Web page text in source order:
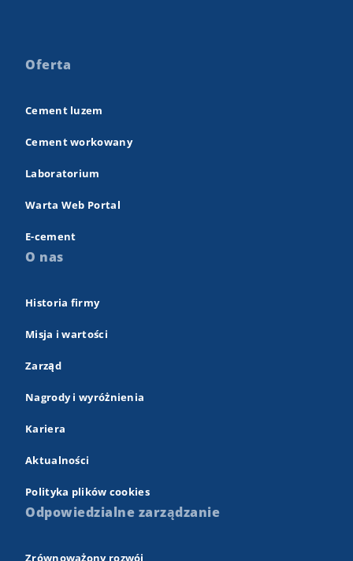
Oferta
Cement luzem
Cement workowany
Laboratorium
Warta Web Portal
E-cement
O nas
Historia firmy
Misja i wartości
Zarząd
Nagrody i wyróżnienia
Kariera
Aktualności
Polityka plików cookies
Odpowiedzialne zarządzanie
Zrównoważony rozwój